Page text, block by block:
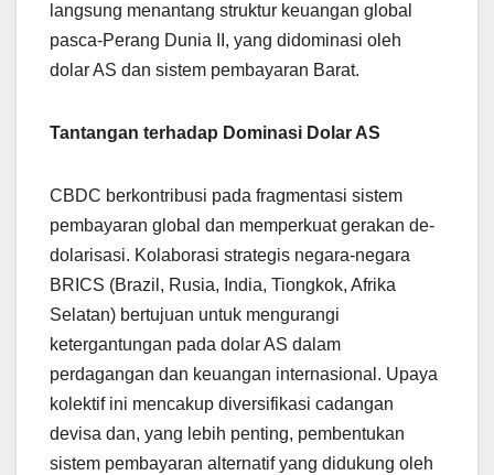
langsung menantang struktur keuangan global
pasca-Perang Dunia II, yang didominasi oleh
dolar AS dan sistem pembayaran Barat.
Tantangan terhadap Dominasi Dolar AS
CBDC berkontribusi pada fragmentasi sistem
pembayaran global dan memperkuat gerakan de-
dolarisasi. Kolaborasi strategis negara-negara
BRICS (Brazil, Rusia, India, Tiongkok, Afrika
Selatan) bertujuan untuk mengurangi
ketergantungan pada dolar AS dalam
perdagangan dan keuangan internasional. Upaya
kolektif ini mencakup diversifikasi cadangan
devisa dan, yang lebih penting, pembentukan
sistem pembayaran alternatif yang didukung oleh